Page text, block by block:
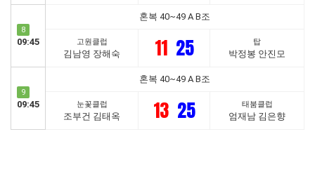
8
09:45
혼복 40~49 A B조
고원클럽
김남영 장해숙 11 25 탑
박정봉 안진모
9
09:45
혼복 40~49 A B조
눈꽃클럽
조부건 김태옥 13 25 태붐클럽
엄재남 김은향